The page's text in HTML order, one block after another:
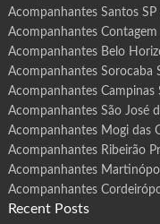
Acompanhantes Santos SP
Acompanhantes
Acompanhantes Belo
Acompanhantes Sorocaba
Acompanhantes Campinas
Acompanhantes São José
Acompanhantes Mogi das
Acompanhantes Ribeirão
Acompanhantes
Acompanhantes
Recent Posts